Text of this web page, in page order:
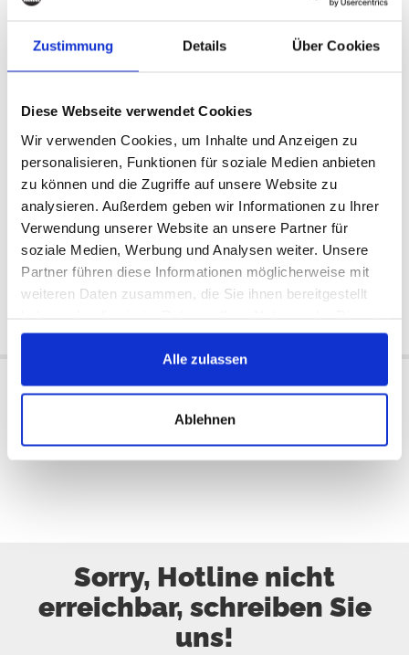
Zustimmung Details Über Cookies
Diese Webseite verwendet Cookies
Wir verwenden Cookies, um Inhalte und Anzeigen zu
personalisieren, Funktionen für soziale Medien anbieten
zu können und die Zugriffe auf unsere Website zu
analysieren. Außerdem geben wir Informationen zu Ihrer
Verwendung unserer Website an unsere Partner für
soziale Medien, Werbung und Analysen weiter. Unsere
Partner führen diese Informationen möglicherweise mit
weiteren Daten zusammen, die Sie ihnen bereitgestellt
gesammelt haben.
Alle zulassen
Ablehnen
Verfügbar:Nein
1993/1995
116 €
Verfügbar:1 Art.
1993/1995
116 €
Sorry, Hotline nicht
erreichbar, schreiben Sie
uns!